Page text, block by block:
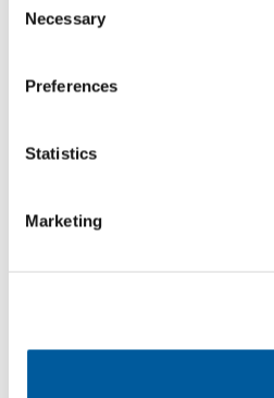
Selection
Necessary
Preferences
Statistics
Marketing